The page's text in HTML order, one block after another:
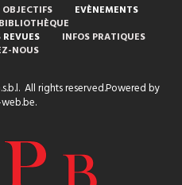
EVÈNEMENTS
BIBLIOTHÈQUE
INFOS PRATIQUES
NOUS
All rights reserved.Powered by